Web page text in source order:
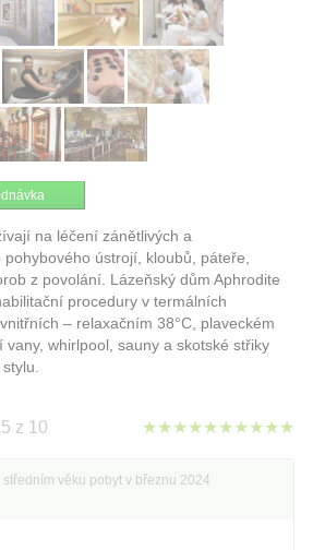
na léčení zánětlivých a
ústrojí, kloubů, páteře,
z povolání. Lázeňský dům Aphrodite
procedury v termálních
– relaxačním 38°C, plaveckém
vany, whirlpool, sauny a skotské střiky
z 10 ★★★★★★★★★★
středním věku pobyt v březnu 2024